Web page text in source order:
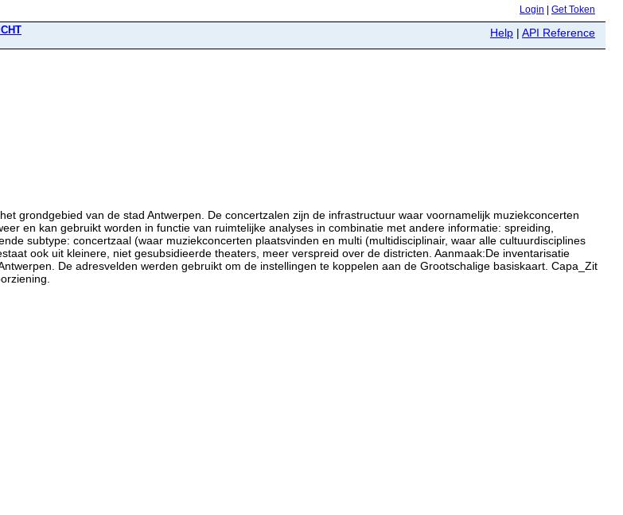
Login Get Token
Help | API Reference
grondgebied van de stad Antwerpen. De concertzalen zijn de infrastructuur waar voornamelijk muziekconcerten
en kan gebruikt worden in functie van ruimtelijke analyses in combinatie met andere informatie: spreiding,
subtype: concertzaal (waar muziekconcerten plaatsvinden en multi (multidisciplinair, waar alle cultuurdisciplines
ook uit kleinere, niet gesubsidieerde theaters, meer verspreid over de districten. Aanmaak:De inventarisatie
De adresvelden werden gebruikt om de instellingen te koppelen aan de Grootschalige basiskaart. Capa_Zit